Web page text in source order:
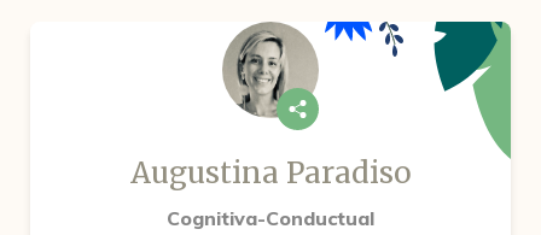
Augustina Paradiso
Cognitiva-Conductual